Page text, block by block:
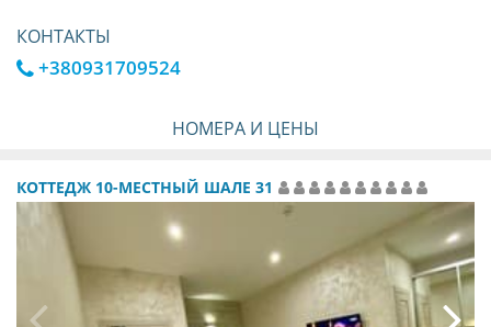
КОНТАКТЫ
+380931709524
НОМЕРА И ЦЕНЫ
КОТТЕДЖ 10-МЕСТНЫЙ ШАЛЕ 31